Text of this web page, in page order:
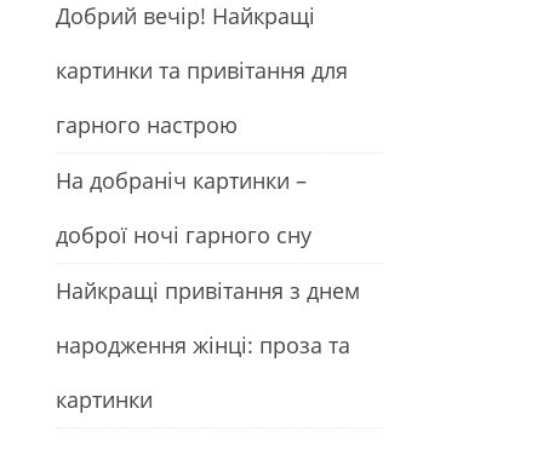
Добрий вечір! Найкращі
картинки та привітання для
гарного настрою
На добраніч картинки –
доброї ночі гарного сну
Найкращі привітання з днем
народження жінці: проза та
картинки